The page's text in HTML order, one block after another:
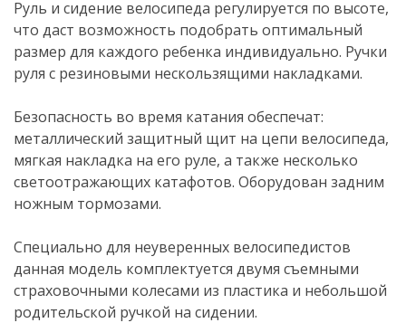
Руль и сидение велосипеда регулируется по высоте,
что даст возможность подобрать оптимальный
размер для каждого ребенка индивидуально. Ручки
руля с резиновыми нескользящими накладками.
Безопасность во время катания обеспечат:
металлический защитный щит на цепи велосипеда,
мягкая накладка на его руле, а также несколько
светоотражающих катафотов. Оборудован задним
ножным тормозами.
Специально для неуверенных велосипедистов
данная модель комплектуется двумя съемными
страховочными колесами из пластика и небольшой
родительской ручкой на сидении.